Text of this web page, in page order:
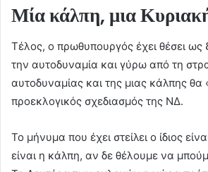
Μία κάλπη, μια
Τέλος, ο πρωθυπουργός έχει θέσει ως
την αυτοδυναμία και γύρω από τη
αυτοδυναμίας και της μιας κάλπης θα
προεκλογικός σχεδιασμός της ΝΔ.
Το μήνυμα που έχει στείλει ο ίδιος
είναι η κάλπη, αν δε θέλουμε να